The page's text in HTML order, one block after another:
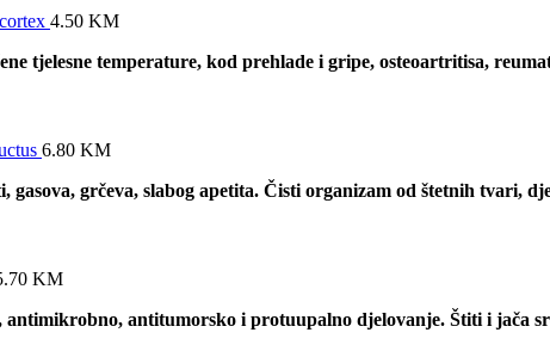
4.50 KM
tjelesne temperature, kod prehlade i gripe, osteoartritisa,
6.80 KM
gasova, grčeva, slabog apetita. Čisti organizam od štetnih
KM
antitumorsko i protuupalno djelovanje. Štiti i jača